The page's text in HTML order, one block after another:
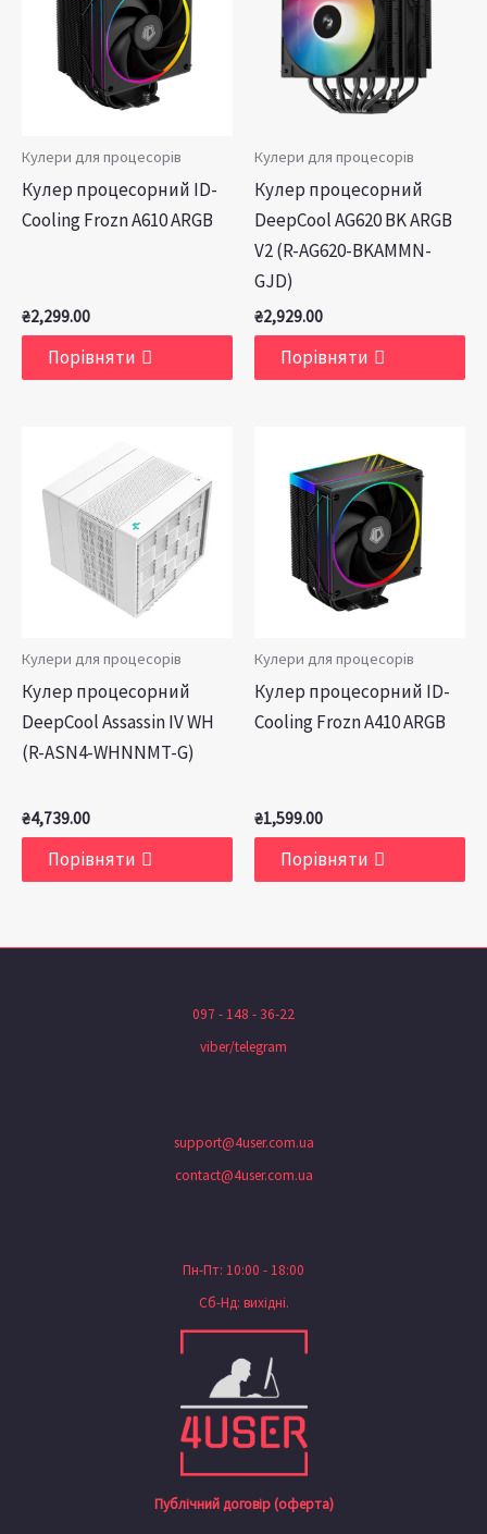
Кулери для процесорів
Кулер процесорний ID-
Cooling Frozn A610 ARGB
₴2,299.00
Порівняти
Кулери для процесорів
Кулер процесорний
DeepCool AG620 BK ARGB
V2 (R-AG620-BKAMMN-
GJD)
₴2,929.00
Порівняти
Кулери для процесорів
Кулер процесорний
DeepCool Assassin IV WH
(R-ASN4-WHNNMT-G)
₴4,739.00
Порівняти
Кулери для процесорів
Кулер процесорний ID-
Cooling Frozn A410 ARGB
₴1,599.00
Порівняти
097 - 148 - 36-22
viber/telegram
support@4user.com.ua
contact@4user.com.ua
Пн-Пт: 10:00 - 18:00
Сб-Нд: вихідні.
Публічний договір (оферта)